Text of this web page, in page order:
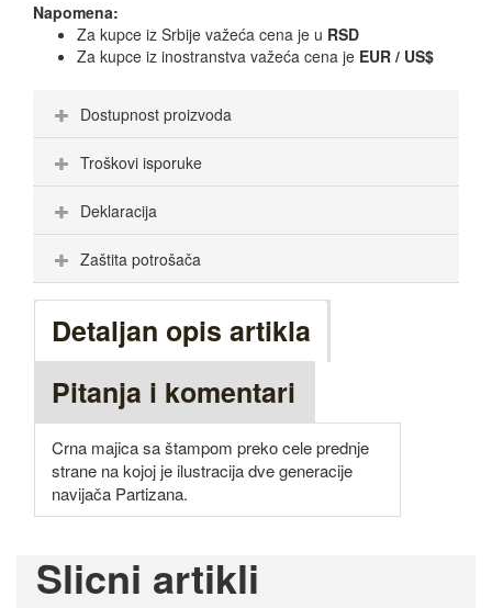
Napomena:
Za kupce iz Srbije važeća cena je u RSD
Za kupce iz inostranstva važeća cena je EUR / US$
Dostupnost proizvoda
Troškovi isporuke
Deklaracija
Zaštita potrošača
Detaljan opis artikla
Pitanja i komentari
Crna majica sa štampom preko cele prednje
strane na kojoj je ilustracija dve generacije
navijača Partizana.
Slicni artikli